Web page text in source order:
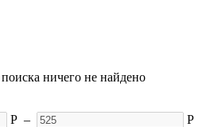
ничего не найдено
Р – Р